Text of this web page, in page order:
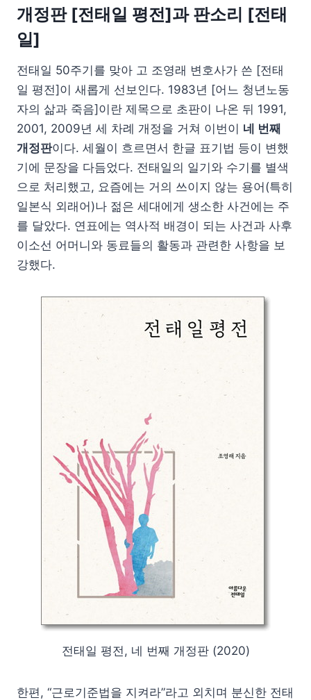
개정판 [전태일 평전]과 판소리 [전태
일]
전태일 50주기를 맞아 고 조영래 변호사가 쓴 [전태
일 평전]이 새롭게 선보인다. 1983년 [어느 청년노동
자의 삶과 죽음]이란 제목으로 초판이 나온 뒤 1991,
2001, 2009년 세 차례 개정을 거쳐 이번이 네 번째
개정판이다. 세월이 흐르면서 한글 표기법 등이 변했
기에 문장을 다듬었다. 전태일의 일기와 수기를 별색
으로 처리했고, 요즘에는 거의 쓰이지 않는 용어(특히
일본식 외래어)나 젊은 세대에게 생소한 사건에는 주
를 달았다. 연표에는 역사적 배경이 되는 사건과 사후
이소선 어머니와 동료들의 활동과 관련한 사항을 보
강했다.
전태일 평전, 네 번째 개정판 (2020)
한편, “근로기준법을 지켜라”라고 외치며 분신한 전태